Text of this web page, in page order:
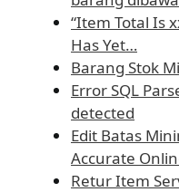
“Item Total Is
Has Yet…
Barang Stok
Error SQL
detected
Edit Batas
Accurate
Retur Item